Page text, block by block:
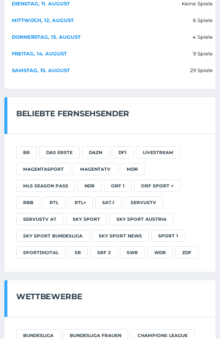
DIENSTAG, 11. AUGUST Keine Spiele
MITTWOCH, 12. AUGUST 6 Spiele
DONNERSTAG, 13. AUGUST 4 Spiele
FREITAG, 14. AUGUST 9 Spiele
SAMSTAG, 15. AUGUST 29 Spiele
BELIEBTE FERNSEHSENDER
BR DAS ERSTE DAZN DF1 LIVESTREAM
MAGENTASPORT MAGENTATV MDR
MLS SEASON PASS NDR ORF 1 ORF SPORT +
RBB RTL RTL+ SAT.1 SERVUSTV
SERVUSTV AT SKY SPORT SKY SPORT AUSTRIA
SKY SPORT BUNDESLIGA SKY SPORT NEWS SPORT 1
SPORTDIGITAL SR SRF 2 SWR WDR ZDF
WETTBEWERBE
BUNDESLIGA BUNDESLIGA FRAUEN CHAMPIONS LEAGUE